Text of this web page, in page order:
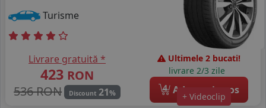
+ Videoclip
Turisme
Livrare gratuită *
423 RON
536 RON
Discount 21%
Ultimele 2 bucati!
livrare 2/3 zile
4 Adauga in cos